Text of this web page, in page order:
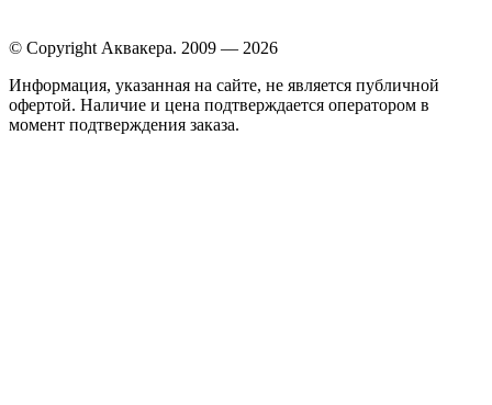
© Copyright Аквакера. 2009 — 2026
Информация, указанная на сайте, не является публичной
офертой. Наличие и цена подтверждается оператором в
момент подтверждения заказа.